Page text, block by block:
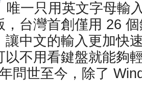
唯一只用英文字母輸
，台灣首創僅用 26
讓中文的輸入更加快
以不用看鍵盤就能夠
問世至今，除了